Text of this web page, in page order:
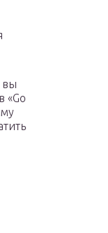
вы
«Go